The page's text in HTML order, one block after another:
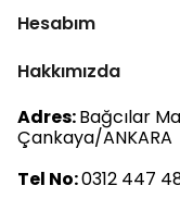
Hesabım
Hakkımızda
Adres:Bağcılar
Çankaya/ANKARA
Tel No:0312 447